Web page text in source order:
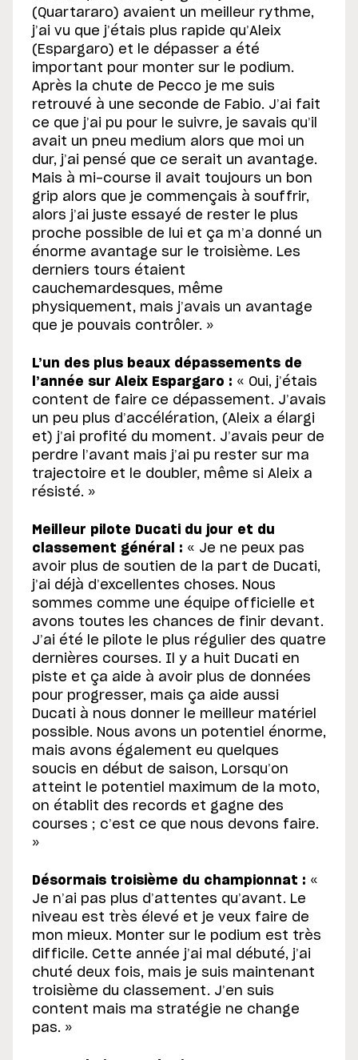
(Quartararo) avaient un meilleur rythme,
j’ai vu que j’étais plus rapide qu’Aleix
(Espargaro) et le dépasser a été
important pour monter sur le podium.
Après la chute de Pecco je me suis
retrouvé à une seconde de Fabio. J’ai fait
ce que j’ai pu pour le suivre, je savais qu’il
avait un pneu medium alors que moi un
dur, j’ai pensé que ce serait un avantage.
Mais à mi-course il avait toujours un bon
grip alors que je commençais à souffrir,
alors j’ai juste essayé de rester le plus
proche possible de lui et ça m’a donné un
énorme avantage sur le troisième. Les
derniers tours étaient
cauchemardesques, même
physiquement, mais j’avais un avantage
que je pouvais contrôler. »
L’un des plus beaux dépassements de
l’année sur Aleix Espargaro : « Oui, j’étais
content de faire ce dépassement. J’avais
un peu plus d’accélération, (Aleix a élargi
et) j’ai profité du moment. J’avais peur de
perdre l’avant mais j’ai pu rester sur ma
trajectoire et le doubler, même si Aleix a
résisté. »
Meilleur pilote Ducati du jour et du
classement général : « Je ne peux pas
avoir plus de soutien de la part de Ducati,
j’ai déjà d’excellentes choses. Nous
sommes comme une équipe officielle et
avons toutes les chances de finir devant.
J’ai été le pilote le plus régulier des quatre
dernières courses. Il y a huit Ducati en
piste et ça aide à avoir plus de données
pour progresser, mais ça aide aussi
Ducati à nous donner le meilleur matériel
possible. Nous avons un potentiel énorme,
mais avons également eu quelques
soucis en début de saison, Lorsqu’on
atteint le potentiel maximum de la moto,
on établit des records et gagne des
courses ; c’est ce que nous devons faire.
»
Désormais troisième du championnat : «
Je n’ai pas plus d’attentes qu’avant. Le
niveau est très élevé et je veux faire de
mon mieux. Monter sur le podium est très
difficile. Cette année j’ai mal débuté, j’ai
chuté deux fois, mais je suis maintenant
troisième du classement. J’en suis
content mais ma stratégie ne change
pas. »